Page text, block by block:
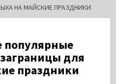
НА МАЙСКИЕ ПРАЗДНИКИ
популярные
для
праздники